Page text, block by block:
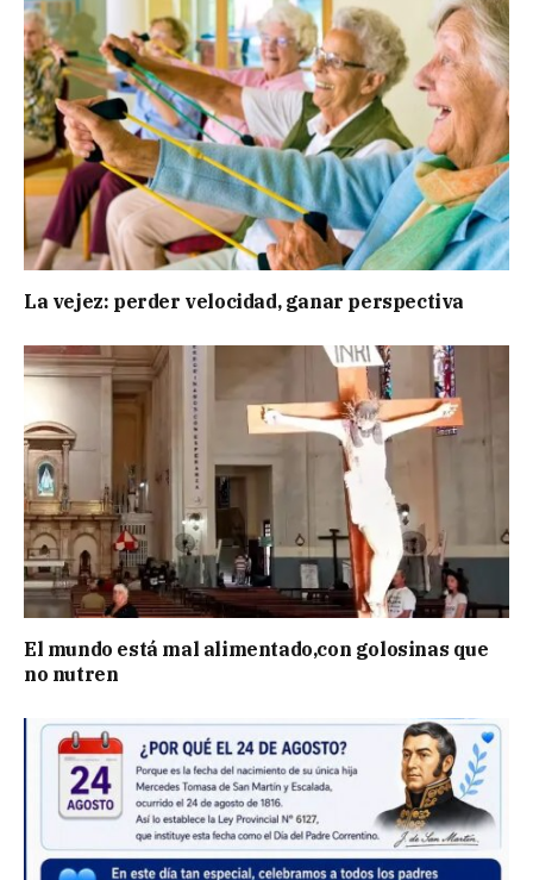
La vejez: perder velocidad, ganar perspectiva
El mundo está mal alimentado,con golosinas que
no nutren